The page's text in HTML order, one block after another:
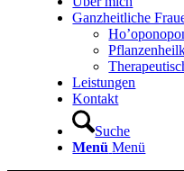
Ganzheitliche
Leistungen
Kontakt
Suche
Menü Menü